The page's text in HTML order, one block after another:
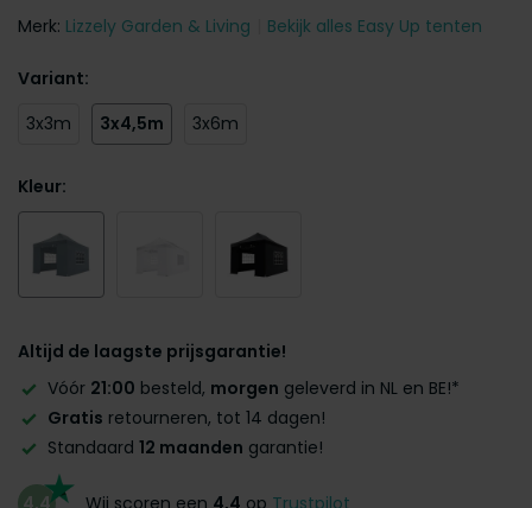
Merk: Lizzely Garden & Living Bekijk alles Easy Up tenten
Variant:
3x3m
3x4,5m 3x6m
Kleur:
Altijd de laagste prijsgarantie!
Vóór 21:00 besteld, morgen geleverd in NL en BE!*
Gratis retourneren, tot 14 dagen!
Standaard 12 maanden garantie!
4,4 Wij scoren een 4,4 op Trustpilot